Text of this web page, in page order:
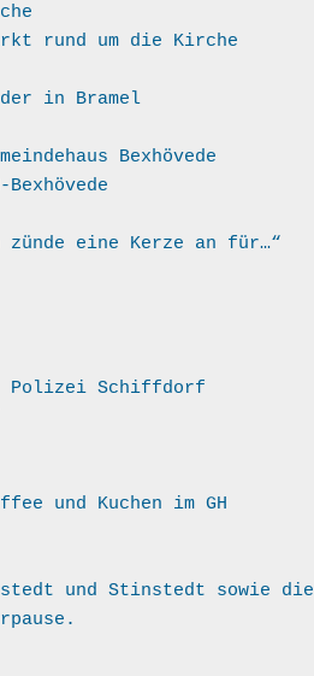
rund um die Kirche
Kinder in Bramel
Gemeindehaus Bexhövede
Bexhövede
„Ich zünde eine Kerze an für…“
Gast: Polizei Schiffdorf
und Stinstedt sowie die